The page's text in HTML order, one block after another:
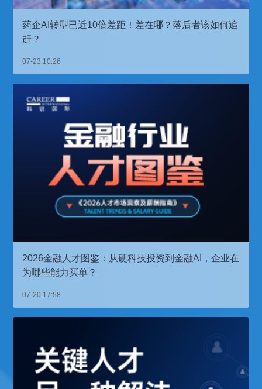
药企AI转型已近10倍差距！差在哪？落后者该如何追
赶？
07-23 10:26
2026金融人才图鉴：从硬科技投资到金融AI，企业在
为哪些能力买单？
07-20 17:58